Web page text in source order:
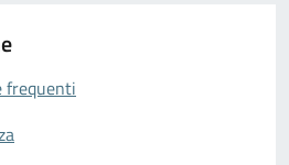
frequenti